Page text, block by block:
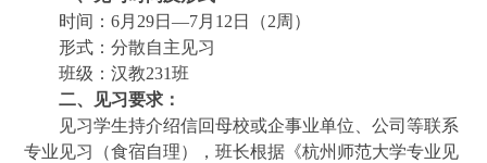
时间：6月 29日—7月 1 2日（2周）
形式：分散自主见习
班级：汉教231班
二、见习要求：
见习学生持介绍信回母校或企事业单位、公司等联系
专业见习（食宿自理），班长根据《杭州师范大学专业见